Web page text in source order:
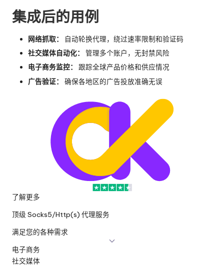
集成后的用例
网络抓取：
自动轮换代理，绕过速率限制和验证码
社交媒体自动化：
管理多个账户，无封禁风险
电子商务监控：
跟踪全球产品价格和供应情况
广告验证：
确保各地区的广告投放准确无误
了解更多
顶级 Socks5/Http(s) 代理服务
满足您的各种需求
电子商务
社交媒体